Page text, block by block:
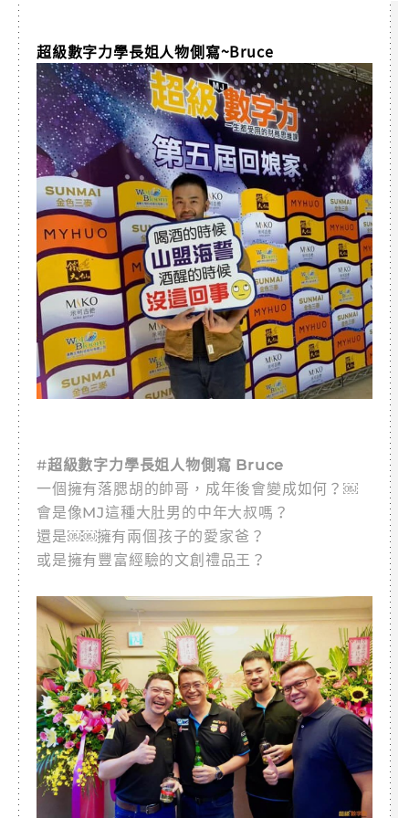
超級數字力學長姐人物側寫~Bruce
#超級數字力學長姐人物側寫 Bruce
一個擁有落腮胡的帥哥，成年後會變成如何？￼
會是像MJ這種大肚男的中年大叔嗎？
還是￼￼擁有兩個孩子的愛家爸？
或是擁有豐富經驗的文創禮品王？